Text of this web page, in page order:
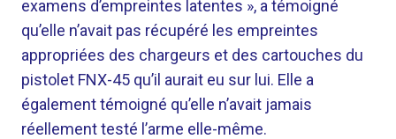
examens d’empreintes latentes », a témoigné
qu’elle n’avait pas récupéré les empreintes
appropriées des chargeurs et des cartouches du
pistolet FNX-45 qu’il aurait eu sur lui. Elle a
également témoigné qu’elle n’avait jamais
réellement testé l’arme elle-même.